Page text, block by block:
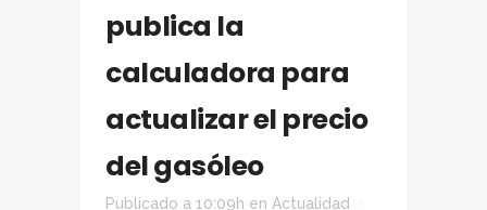
publica la
calculadora para
actualizar el precio
del gasóleo
Publicado a 10:09h en Actualidad